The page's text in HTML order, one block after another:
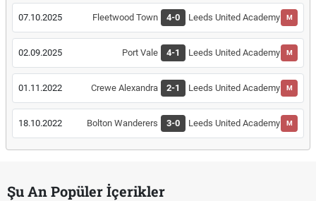
07.10.2025 Fleetwood Town 4-0 Leeds United Academy M
02.09.2025 Port Vale 4-1 Leeds United Academy M
01.11.2022 Crewe Alexandra 2-1 Leeds United Academy M
18.10.2022 Bolton Wanderers 3-0 Leeds United Academy M
Şu An Popüler İçerikler